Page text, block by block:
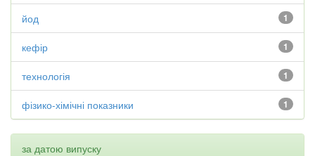
1
йод
1
кефір
1
технологія
1
фізико-хімічні показники
за датою випуску